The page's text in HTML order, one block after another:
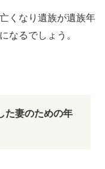
くなり遺族が遺族年
なるでしょう。
た妻のための年